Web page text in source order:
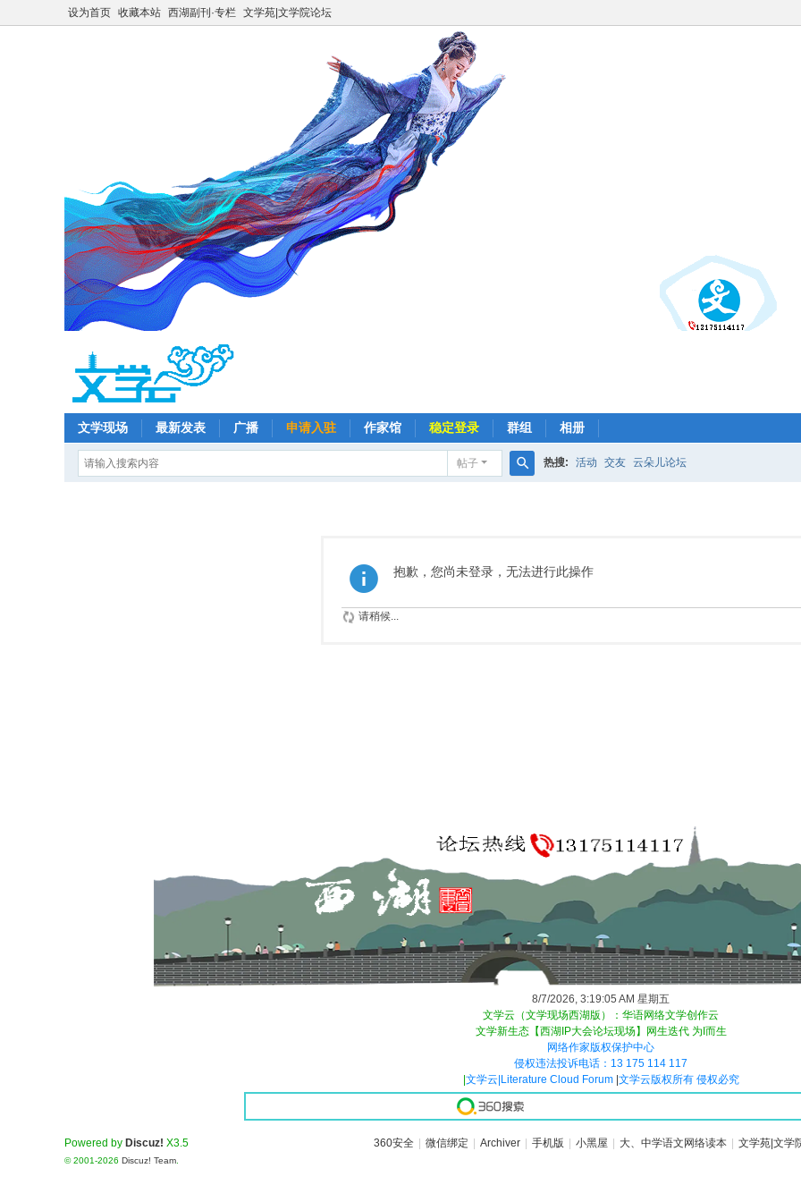
设为首页 收藏本站 西湖副刊·专栏 文学苑|文学院论坛
文学现场 最新发表 广播 申请入驻 作家馆 稳定登录 群组 相册
帖子 热搜: 活动 交友 云朵儿论坛
抱歉，您尚未登录，无法进行此操作
请稍候...
8/7/2026, 3:19:06 AM 星期五
文学云（文学现场西湖版）：华语网络文学创作云
文学新生态【西湖IP大会论坛现场】网生迭代 为I而生
网络作家版权保护中心
侵权违法投诉电话：13 175 114 117
文学云|Literature Cloud Forum| 文学云版权所有 侵权必究
360安全 微信绑定 Archiver 手机版 小黑屋 大、中学语文网络读本 文学苑|文学
Powered by Discuz! X3.5
© 2001-2026 Discuz! Team